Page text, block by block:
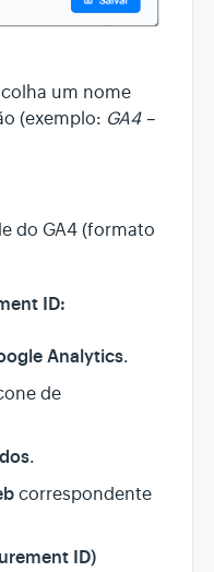
um nome
(exemplo: GA4 –
do GA4 (formato
ID:
Analytics.
de
.
correspondente
ID)